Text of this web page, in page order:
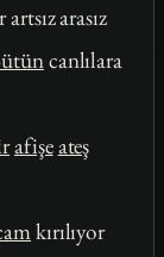
arasız
canlılara
afişeateş
kırılıyor